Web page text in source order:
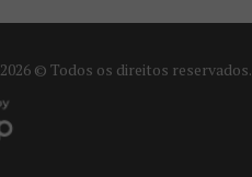
2026 © Todos os direitos reservados.